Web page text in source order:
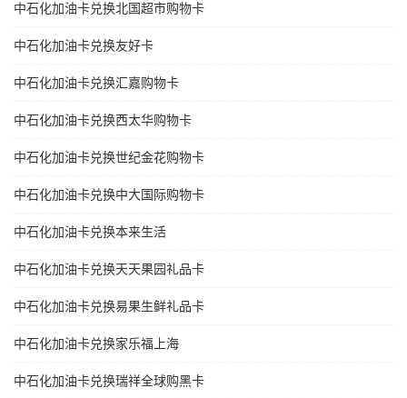
中石化加油卡兑换北国超市购物卡
中石化加油卡兑换友好卡
中石化加油卡兑换汇嘉购物卡
中石化加油卡兑换西太华购物卡
中石化加油卡兑换世纪金花购物卡
中石化加油卡兑换中大国际购物卡
中石化加油卡兑换本来生活
中石化加油卡兑换天天果园礼品卡
中石化加油卡兑换易果生鲜礼品卡
中石化加油卡兑换家乐福上海
中石化加油卡兑换瑞祥全球购黑卡